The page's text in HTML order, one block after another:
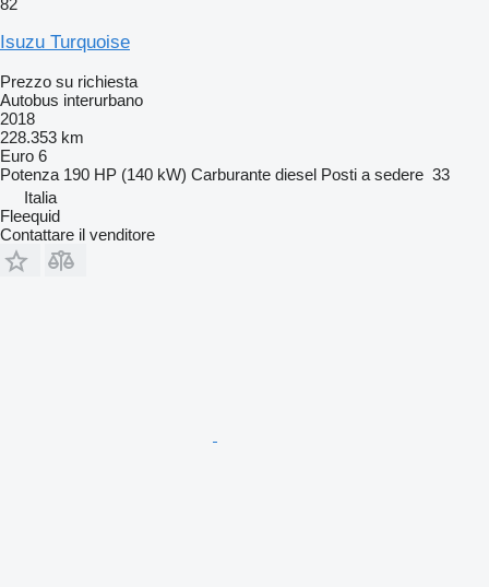
82
Isuzu Turquoise
Prezzo su richiesta
Autobus interurbano
2018
228.353 km
Euro 6
Potenza 190 HP (140 kW) Carburante diesel Posti a sedere 33
Italia
Fleequid
Contattare il venditore